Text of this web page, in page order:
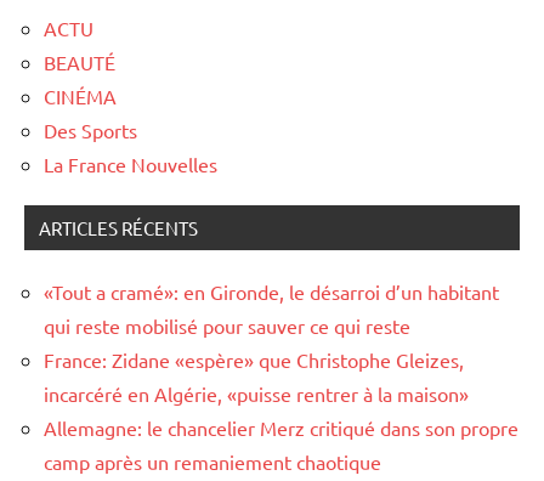
ACTU
BEAUTÉ
CINÉMA
Des Sports
La France Nouvelles
ARTICLES RÉCENTS
«Tout a cramé»: en Gironde, le désarroi d’un habitant
qui reste mobilisé pour sauver ce qui reste
France: Zidane «espère» que Christophe Gleizes,
incarcéré en Algérie, «puisse rentrer à la maison»
Allemagne: le chancelier Merz critiqué dans son propre
camp après un remaniement chaotique